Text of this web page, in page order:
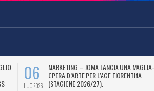
06
LUG 2026
MARKETING – JOMA LANCIA UNA MAGLIA-
OPERA D’ARTE PER L’ACF FIORENTINA
(STAGIONE 2026/27).